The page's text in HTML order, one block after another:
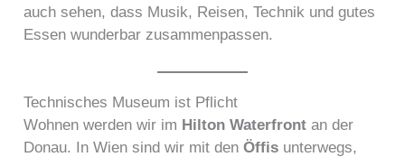
auch sehen, dass Musik, Reisen, Technik und gutes
Essen wunderbar zusammenpassen.
Technisches Museum ist Pflicht
Wohnen werden wir im Hilton Waterfront an der
Donau. In Wien sind wir mit denÖffis unterwegs,